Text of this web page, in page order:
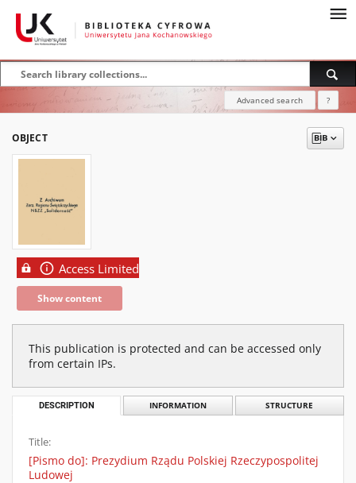
Advanced search ?
OBJECT
Access Limited
Show content
This publication is protected and can be accessed only
from certain IPs.
DESCRIPTION INFORMATION STRUCTURE
Title:
[Pismo do]: Prezydium Rządu Polskiej Rzeczypospolitej
Ludowej